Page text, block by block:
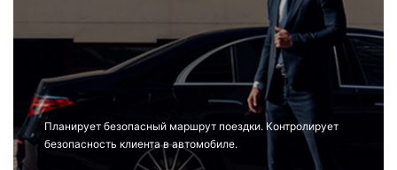
Планирует безопасный маршрут поездки. Контролирует
безопасность клиента в автомобиле.